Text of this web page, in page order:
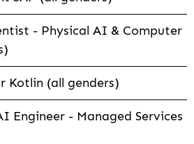
- Physical AI & Computer
Kotlin (all genders)
Engineer - Managed Services